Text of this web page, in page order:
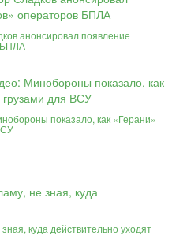
анонсировал появление
БПЛА
показало, как «Герани»
куда действительно уходят